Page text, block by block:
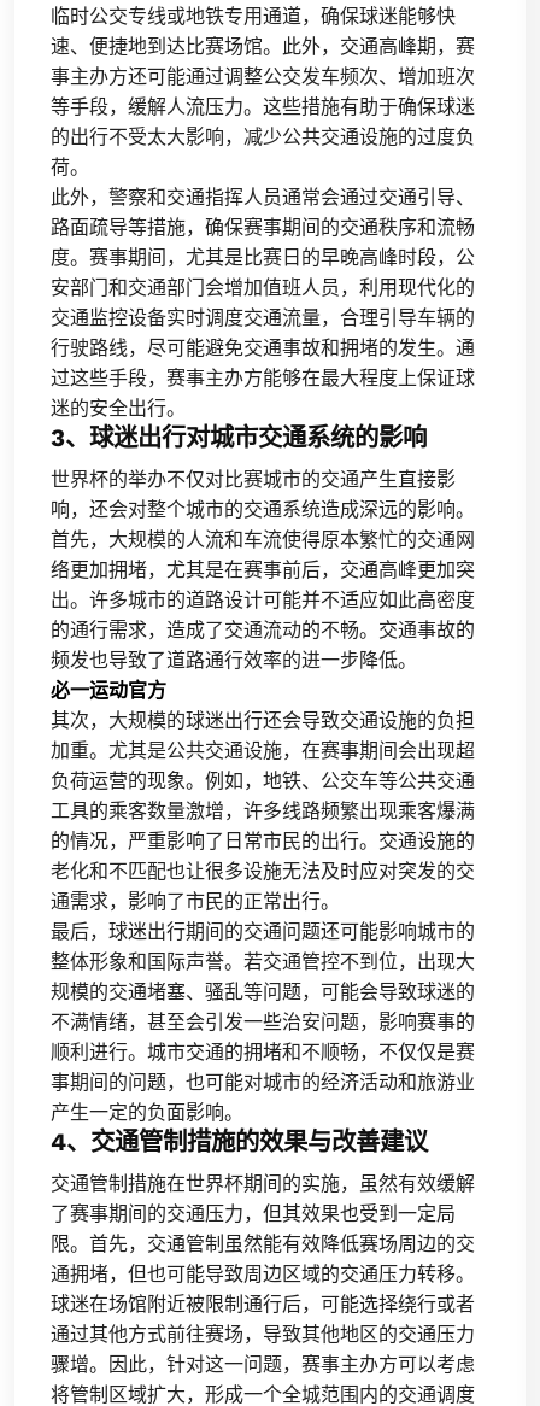
临时公交专线或地铁专用通道，确保球迷能够快
速、便捷地到达比赛场馆。此外，交通高峰期，赛
事主办方还可能通过调整公交发车频次、增加班次
等手段，缓解人流压力。这些措施有助于确保球迷
的出行不受太大影响，减少公共交通设施的过度负
荷。
此外，警察和交通指挥人员通常会通过交通引导、
路面疏导等措施，确保赛事期间的交通秩序和流畅
度。赛事期间，尤其是比赛日的早晚高峰时段，公
安部门和交通部门会增加值班人员，利用现代化的
交通监控设备实时调度交通流量，合理引导车辆的
行驶路线，尽可能避免交通事故和拥堵的发生。通
过这些手段，赛事主办方能够在最大程度上保证球
迷的安全出行。
3、球迷出行对城市交通系统的影响
世界杯的举办不仅对比赛城市的交通产生直接影
响，还会对整个城市的交通系统造成深远的影响。
首先，大规模的人流和车流使得原本繁忙的交通网
络更加拥堵，尤其是在赛事前后，交通高峰更加突
出。许多城市的道路设计可能并不适应如此高密度
的通行需求，造成了交通流动的不畅。交通事故的
频发也导致了道路通行效率的进一步降低。
必一运动官方
其次，大规模的球迷出行还会导致交通设施的负担
加重。尤其是公共交通设施，在赛事期间会出现超
负荷运营的现象。例如，地铁、公交车等公共交通
工具的乘客数量激增，许多线路频繁出现乘客爆满
的情况，严重影响了日常市民的出行。交通设施的
老化和不匹配也让很多设施无法及时应对突发的交
通需求，影响了市民的正常出行。
最后，球迷出行期间的交通问题还可能影响城市的
整体形象和国际声誉。若交通管控不到位，出现大
规模的交通堵塞、骚乱等问题，可能会导致球迷的
不满情绪，甚至会引发一些治安问题，影响赛事的
顺利进行。城市交通的拥堵和不顺畅，不仅仅是赛
事期间的问题，也可能对城市的经济活动和旅游业
产生一定的负面影响。
4、交通管制措施的效果与改善建议
交通管制措施在世界杯期间的实施，虽然有效缓解
了赛事期间的交通压力，但其效果也受到一定局
限。首先，交通管制虽然能有效降低赛场周边的交
通拥堵，但也可能导致周边区域的交通压力转移。
球迷在场馆附近被限制通行后，可能选择绕行或者
通过其他方式前往赛场，导致其他地区的交通压力
骤增。因此，针对这一问题，赛事主办方可以考虑
将管制区域扩大，形成一个全城范围内的交通调度